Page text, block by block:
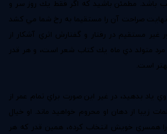
مطمئن باشيد كه اگر فقط يك روز سر و
صراحت آن را مستقيما به رخ شما مي كشد
مستقيم در رفتار و گفتارش اثري آشكار از
متولد دي ماه يك كتاب شعر است،‌ و هر قدر
است.
وي ياد بدهيد، در غير اين صورت براي تمام عمر از
زيبا از دهان او محروم خواهيد ماند. او خيال
همسري خويش انتخاب كرده، همين قدر كه هر